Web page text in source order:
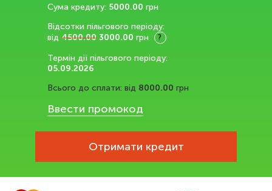
Сума кредиту: 5000.00 грн
Відсотки пільгового періоду:
від4500.00 3000.00 грн
?
Термін дії пільгового періоду:
05.09.2026
Всього до сплати: від 8000.00 грн
Ввести промокод
Отримати кредит